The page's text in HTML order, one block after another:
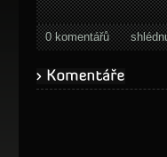
0 komentářů